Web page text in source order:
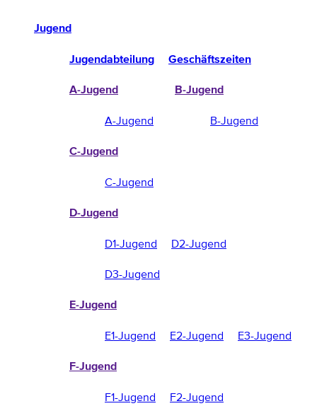
Jugend
Jugendabteilung Geschäftszeiten
A-Jugend
A-Jugend
B-Jugend
B-Jugend
C-Jugend
C-Jugend
D-Jugend
D1-Jugend
D2-Jugend
D3-Jugend
E-Jugend
E1-Jugend E2-Jugend E3-Jugend
F-Jugend
F1-Jugend F2-Jugend